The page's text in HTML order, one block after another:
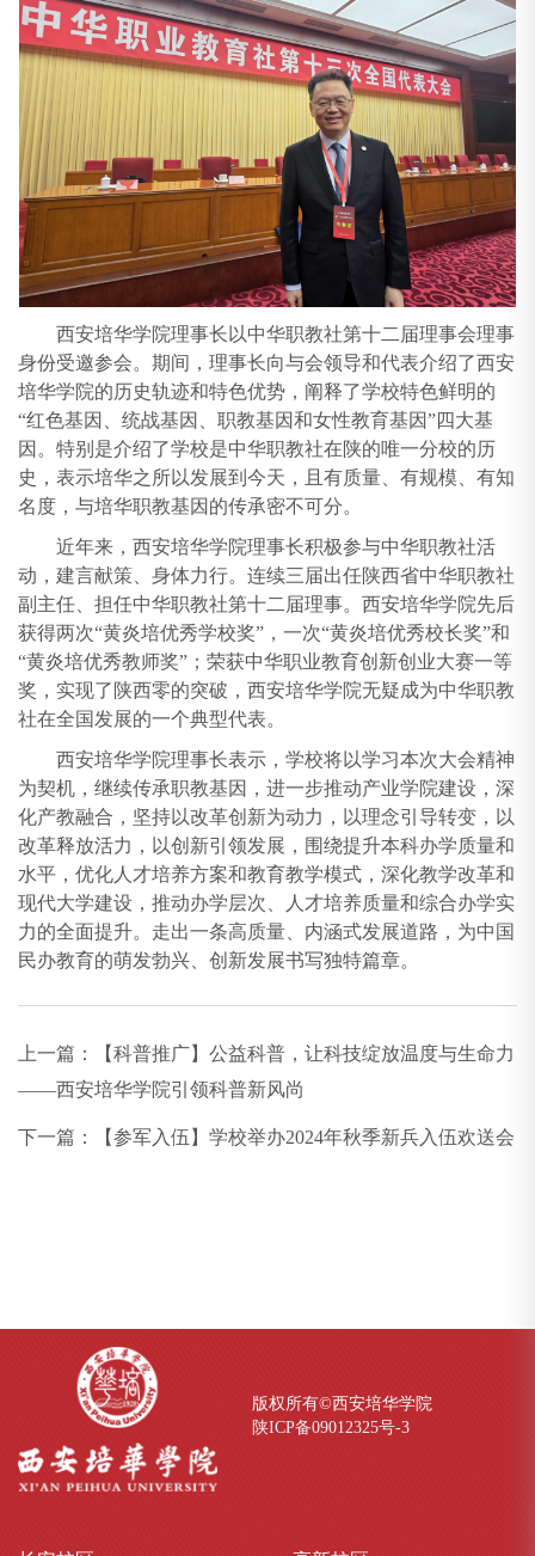
西安培华学院理事长以中华职教社第十二届理事会理事
身份受邀参会。期间，理事长向与会领导和代表介绍了西安
培华学院的历史轨迹和特色优势，阐释了学校特色鲜明的
“红色基因、统战基因、职教基因和女性教育基因”四大基
因。特别是介绍了学校是中华职教社在陕的唯一分校的历
史，表示培华之所以发展到今天，且有质量、有规模、有知
名度，与培华职教基因的传承密不可分。
近年来，西安培华学院理事长积极参与中华职教社活
动，建言献策、身体力行。连续三届出任陕西省中华职教社
副主任、担任中华职教社第十二届理事。西安培华学院先后
获得两次“黄炎培优秀学校奖”，一次“黄炎培优秀校长奖”和
“黄炎培优秀教师奖”；荣获中华职业教育创新创业大赛一等
奖，实现了陕西零的突破，西安培华学院无疑成为中华职教
社在全国发展的一个典型代表。
西安培华学院理事长表示，学校将以学习本次大会精神
为契机，继续传承职教基因，进一步推动产业学院建设，深
化产教融合，坚持以改革创新为动力，以理念引导转变，以
改革释放活力，以创新引领发展，围绕提升本科办学质量和
水平，优化人才培养方案和教育教学模式，深化教学改革和
现代大学建设，推动办学层次、人才培养质量和综合办学实
力的全面提升。走出一条高质量、内涵式发展道路，为中国
民办教育的萌发勃兴、创新发展书写独特篇章。
上一篇：
【科普推广】公益科普，让科技绽放温度与生命力
——西安培华学院引领科普新风尚
下一篇： 【参军入伍】学校举办2024年秋季新兵入伍欢送会
版权所有©西安培华学院
陕ICP备09012325号-3